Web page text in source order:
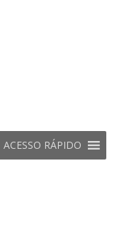
ACESSO RÁPIDO